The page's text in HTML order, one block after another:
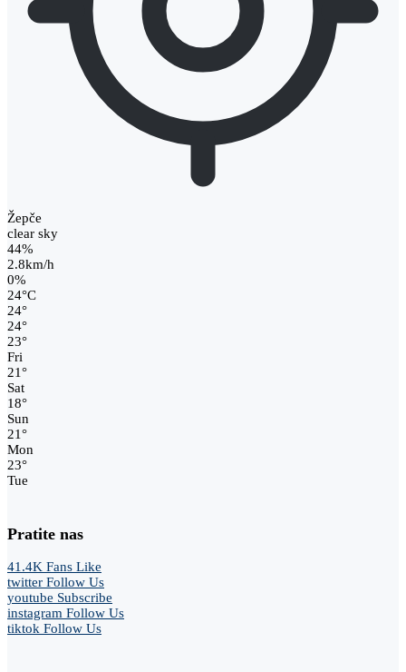
Žepče
clear sky
44%
2.8km/h
0%
24°C
24°
24°
23°
Fri
21°
Sat
18°
Sun
21°
Mon
23°
Tue
Pratite nas
41.4K Fans Like
twitter Follow Us
youtube Subscribe
instagram Follow Us
tiktok Follow Us